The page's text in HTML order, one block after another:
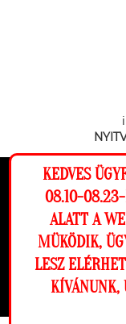
Ez a weboldal
lehető legjobb
Beállítások
Elutasítom
Az online fizetést a
Copyright © 2026
KEDVES
08.10-08.23-
ALATT A
MÜKÖDIK,
LESZ
KÍVÁNUNK,